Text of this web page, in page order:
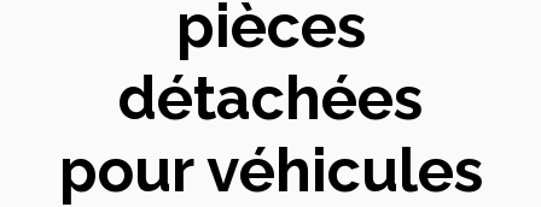
pièces
détachées
pour véhicules